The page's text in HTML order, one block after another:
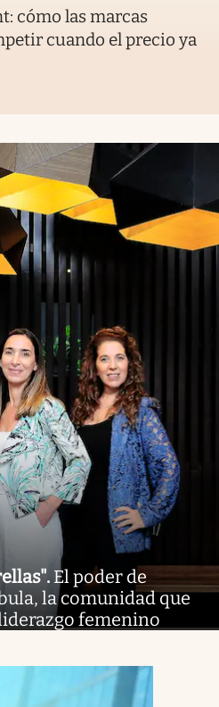
cómo las marcas
cuando el precio ya
. El poder de
la comunidad que
femenino